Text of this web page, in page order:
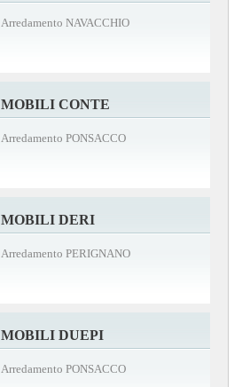
Arredamento NAVACCHIO
MOBILI CONTE
Arredamento PONSACCO
MOBILI DERI
Arredamento PERIGNANO
MOBILI DUEPI
Arredamento PONSACCO